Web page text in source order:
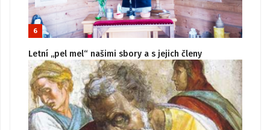
6
Letní „pel mel“ našimi sbory a s jejich členy